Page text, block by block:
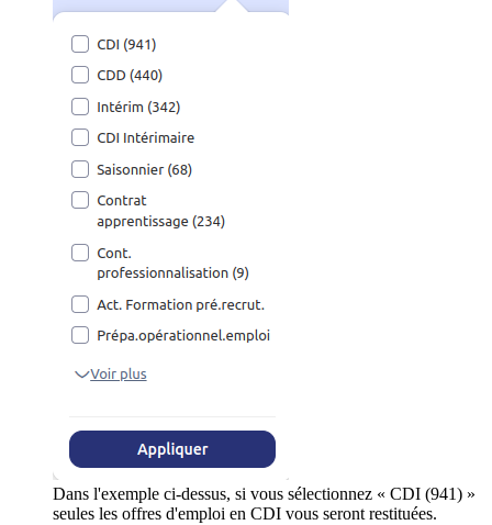
Dans l'exemple ci-dessus, si vous sélectionnez « CDI (941) »
seules les offres d'emploi en CDI vous seront restituées.